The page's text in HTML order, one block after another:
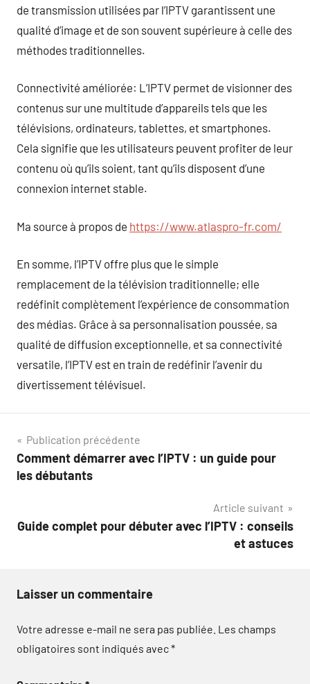
de transmission utilisées par l’IPTV garantissent une
qualité d’image et de son souvent supérieure à celle des
méthodes traditionnelles.
Connectivité améliorée: L’IPTV permet de visionner des
contenus sur une multitude d’appareils tels que les
télévisions, ordinateurs, tablettes, et smartphones.
Cela signifie que les utilisateurs peuvent profiter de leur
contenu où qu’ils soient, tant qu’ils disposent d’une
connexion internet stable.
Ma source à propos de https://www.atlaspro-fr.com/
En somme, l’IPTV offre plus que le simple
remplacement de la télévision traditionnelle; elle
redéfinit complètement l’expérience de consommation
des médias. Grâce à sa personnalisation poussée, sa
qualité de diffusion exceptionnelle, et sa connectivité
versatile, l’IPTV est en train de redéfinir l’avenir du
divertissement télévisuel.
Navigation
de
Publication précédente
Comment démarrer avec l’IPTV : un guide pour
les débutants
Article suivant
Guide complet pour débuter avec l’IPTV : conseils
et astuces
Laisser un commentaire
Votre adresse e-mail ne sera pas publiée. Les champs
obligatoires sont indiqués avec*